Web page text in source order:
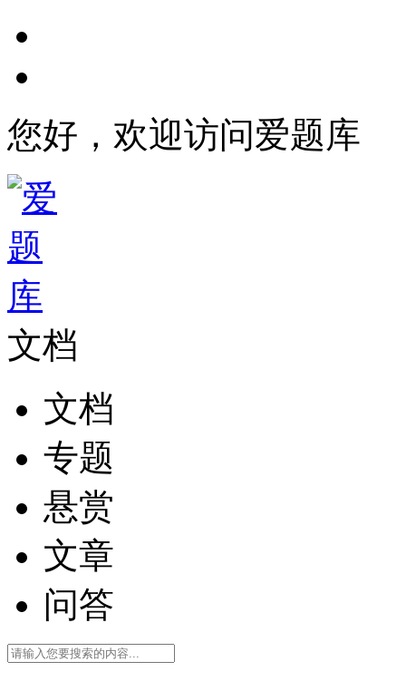
您好，欢迎访问爱题库
文档
文档
专题
悬赏
文章
问答